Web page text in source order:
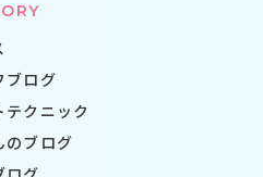
ブログ
テクニック
のブログ